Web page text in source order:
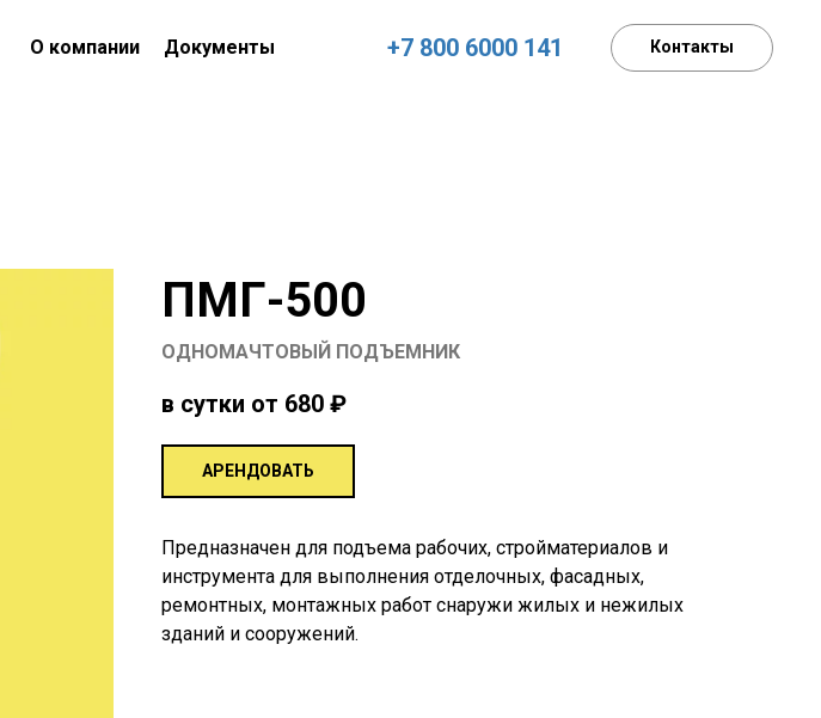
О компании Документы +7 800 6000 141 Контакты
ПМГ-500
ОДНОМАЧТОВЫЙ ПОДЪЕМНИК
в сутки от 680 ₽
АРЕНДОВАТЬ
Предназначен для подъема рабочих, стройматериалов и
инструмента для выполнения отделочных, фасадных,
ремонтных, монтажных работ снаружи жилых и нежилых
зданий и сооружений.